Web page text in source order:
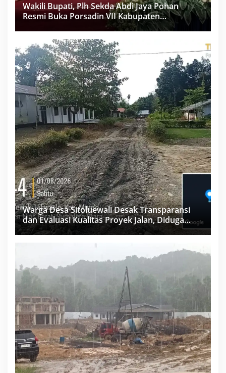
Wakili Bupati, Plh Sekda Abdi Jaya Pohan
Resmi Buka Porsadin VII Kabupaten
Warga Desa Sitoluewali Desak Transparansi
dan Evaluasi Kualitas Proyek Jalan, Diduga
Minim Informasi